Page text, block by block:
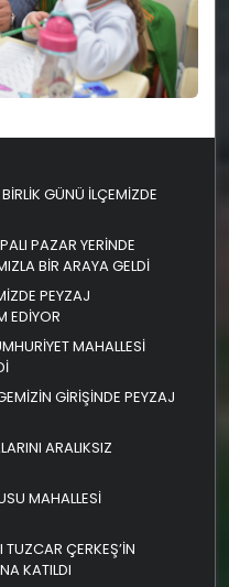
GÜNÜ İLÇEMİZDE
PAZAR YERİNDE
BİR ARAYA GELDİ
PEYZAJ
EDİYOR
MAHALLESİ
GİRİŞİNDE PEYZAJ
ARALIKSIZ
MAHALLESİ
ÇERKEŞ’İN
KATILDI